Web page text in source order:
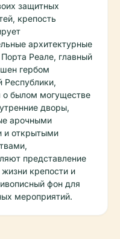
защитных
крепость
архитектурные
Реале, главный
гербом
Республики,
о былом могуществе
дворы,
арочными
и открытыми
представление
крепости и
фон для
мероприятий.